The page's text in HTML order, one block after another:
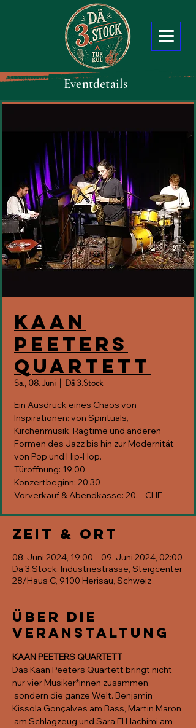
Eventdetails
Kaan
Peeters
Quartett
Sa., 08. Juni
  |
Dä 3.Stock
Ein Ausdruck eines Chaos von
Inspirationen: von Spirituals,
Kirchenmusik, Ragtime und anderen
Formen des Jazz bis hin zur Modernität
von Pop und Hip-Hop.
Türöffnung: 19:00
Konzertbeginn: 20:30
Vorverkauf & Abendkasse: 20.-- CHF
Zeit & Ort
08. Juni 2024, 19:00 – 09. Juni 2024, 02:00
Dä 3.Stock, Industriestrasse, Steigcenter
28/Haus C, 9100 Herisau, Schweiz
Über die
Veranstaltung
KAAN PEETERS QUARTETT
Das Kaan Peeters Quartett bringt nicht
nur vier Musiker*innen zusammen,
sondern die ganze Welt. Benjamin
Kissola Gonçalves am Bass, Martin Maron
am Schlagzeug und Sara El Hachimi am